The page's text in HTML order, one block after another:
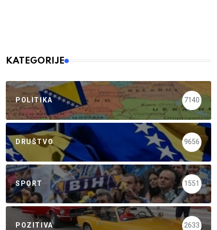
KATEGORIJE
POLITIKA 7140
DRUŠTVO 9656
SPORT 1551
POZITIVA 2633